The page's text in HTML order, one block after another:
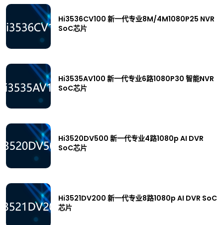
Hi3536CV100 新一代专业8M/4M1080P25 NVR
SoC芯片
Hi3535AV100 新一代专业6路1080P30 智能NVR
SoC芯片
Hi3520DV500 新一代专业4路1080p AI DVR
SoC芯片
Hi3521DV200 新一代专业8路1080p AI DVR SoC
芯片